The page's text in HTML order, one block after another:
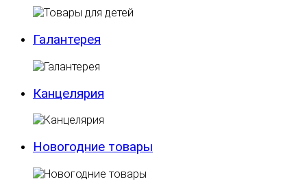
Галантерея
Канцелярия
Новогодние товары